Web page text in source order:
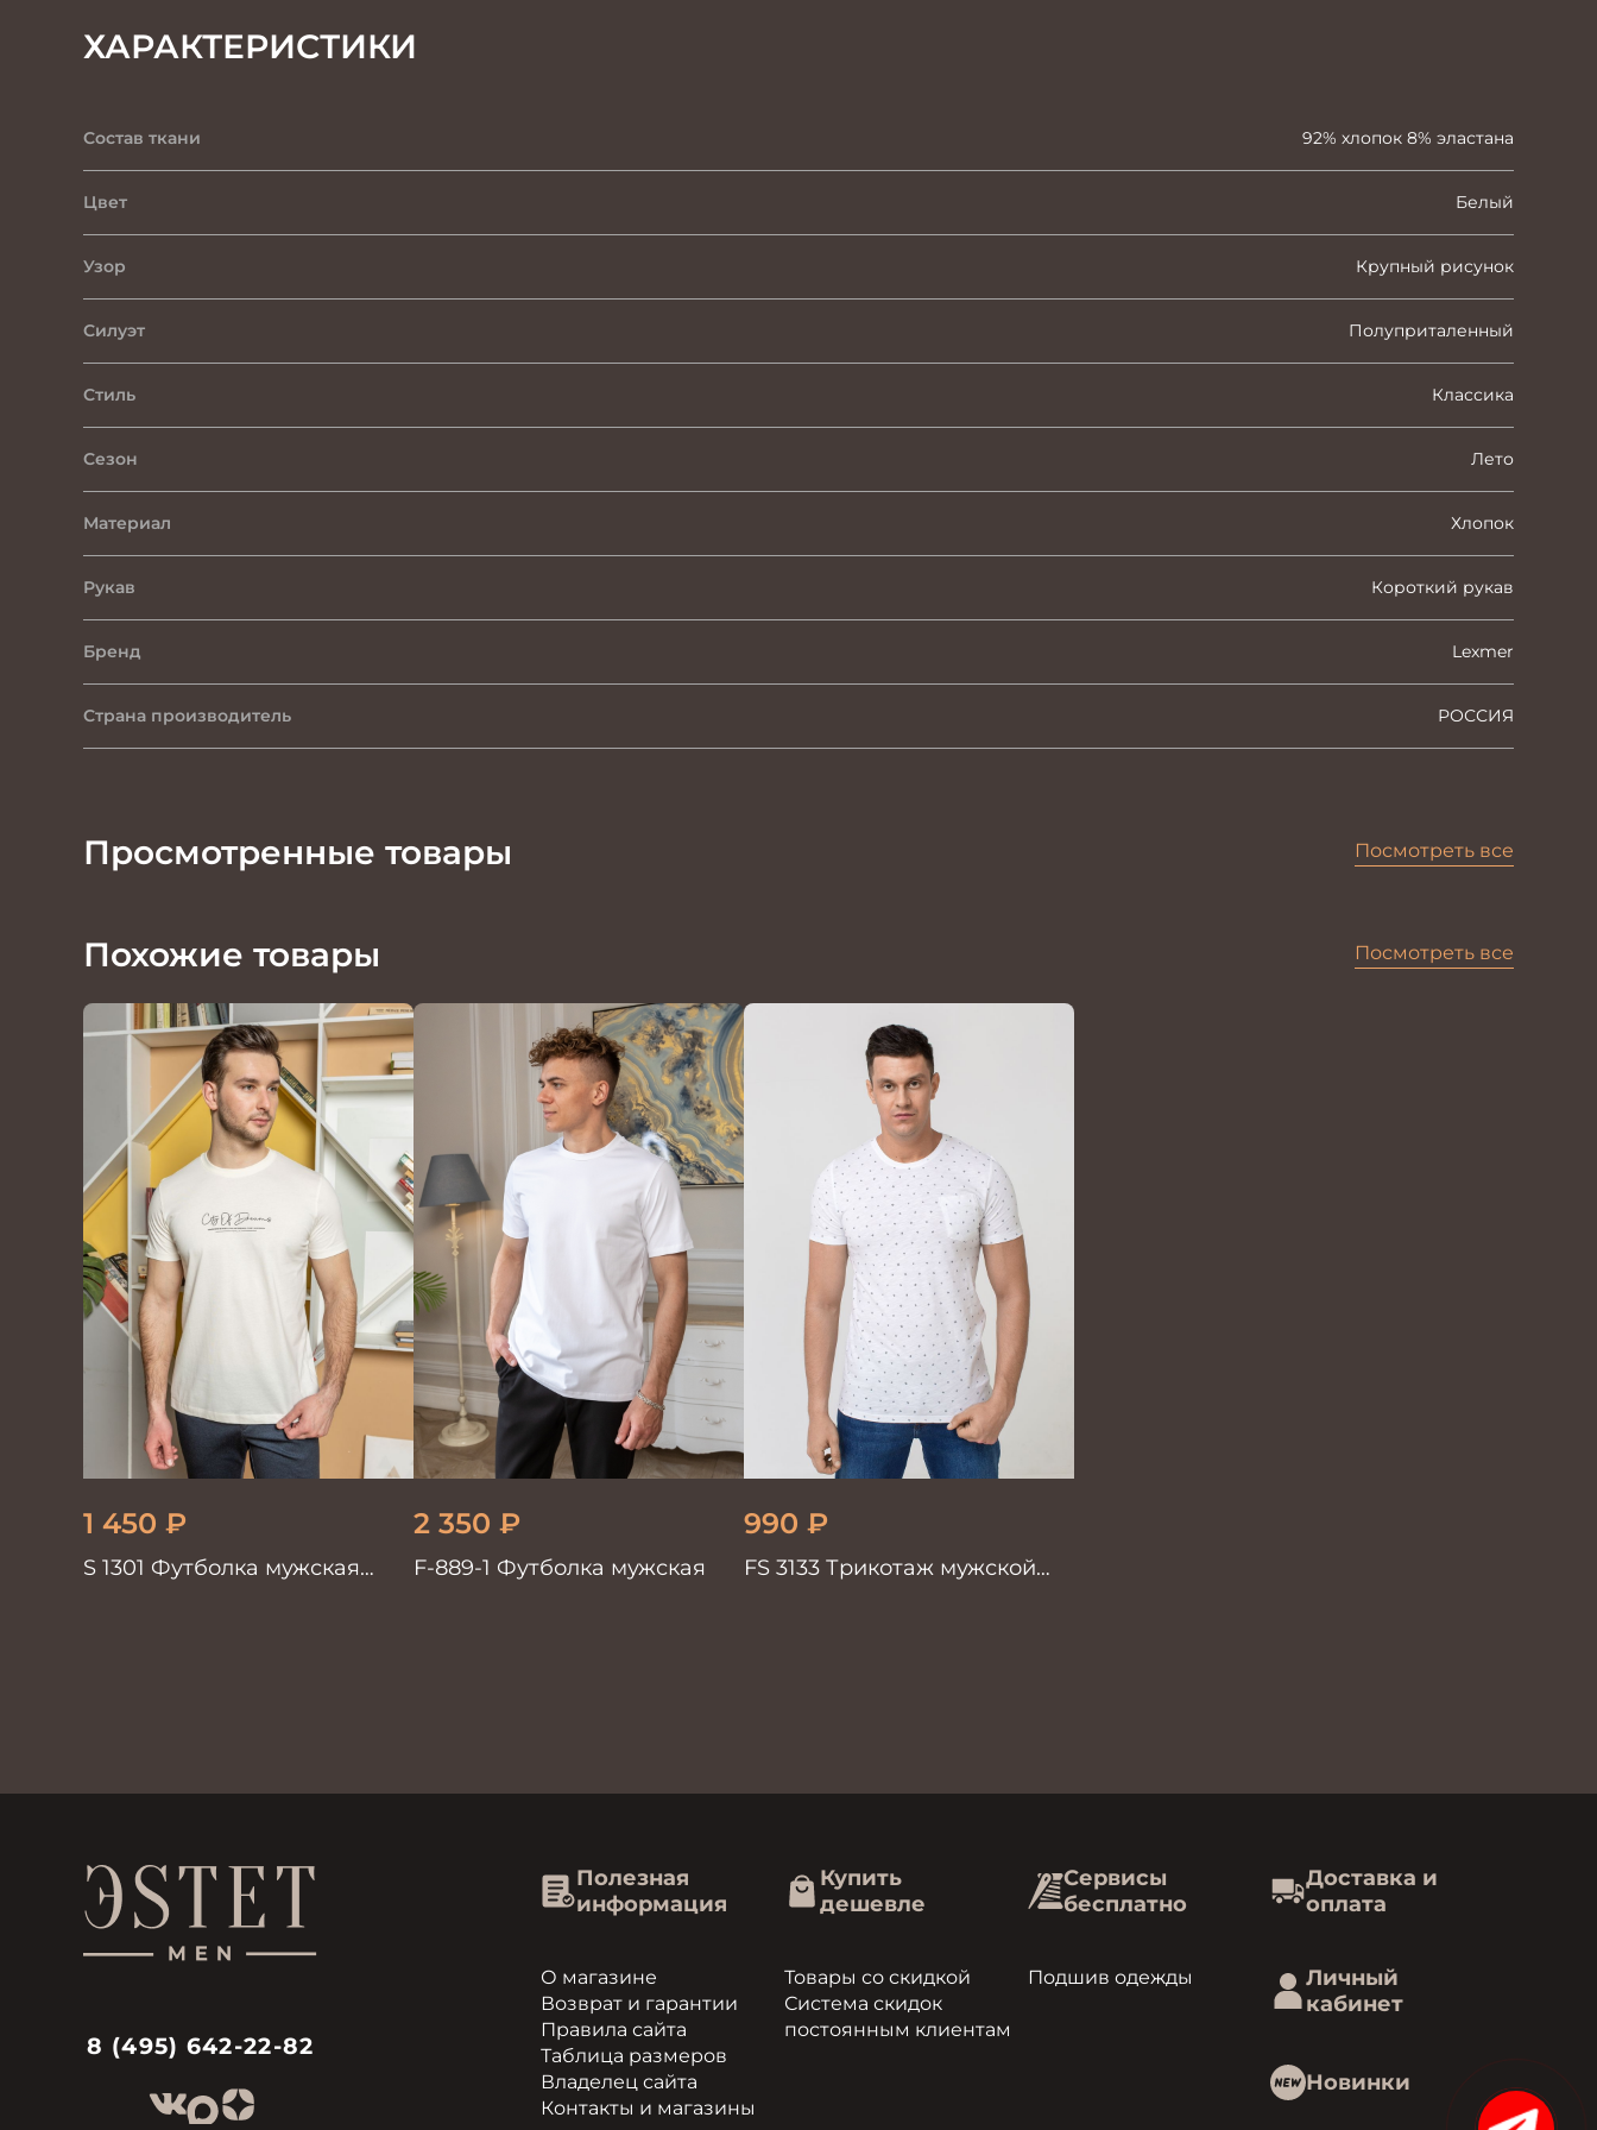
ХАРАКТЕРИСТИКИ
Состав ткани 92% хлопок 8% эластана
Цвет Белый
Узор Крупный рисунок
Силуэт Полуприталенный
Стиль Классика
Сезон Лето
Материал Хлопок
Рукав Короткий рукав
Бренд Lexmer
Страна производитель РОССИЯ
Просмотренные товары Посмотреть все
Похожие товары Посмотреть все
1 450 ₽
S 1301 Футболка мужская
2 350 ₽
F-889-1 Футболка мужская
990 ₽
FS 3133 Трикотаж мужской
8 (495) 642-22-82
Полезная
информация
О магазине
Возврат и гарантии
Правила сайта
Таблица размеров
Владелец сайта
Контакты и магазины
Купить
дешевле
Товары со скидкой
Система скидок
постоянным клиентам
Сервисы
бесплатно
Подшив одежды
Доставка и
оплата
Личный
кабинет
Новинки